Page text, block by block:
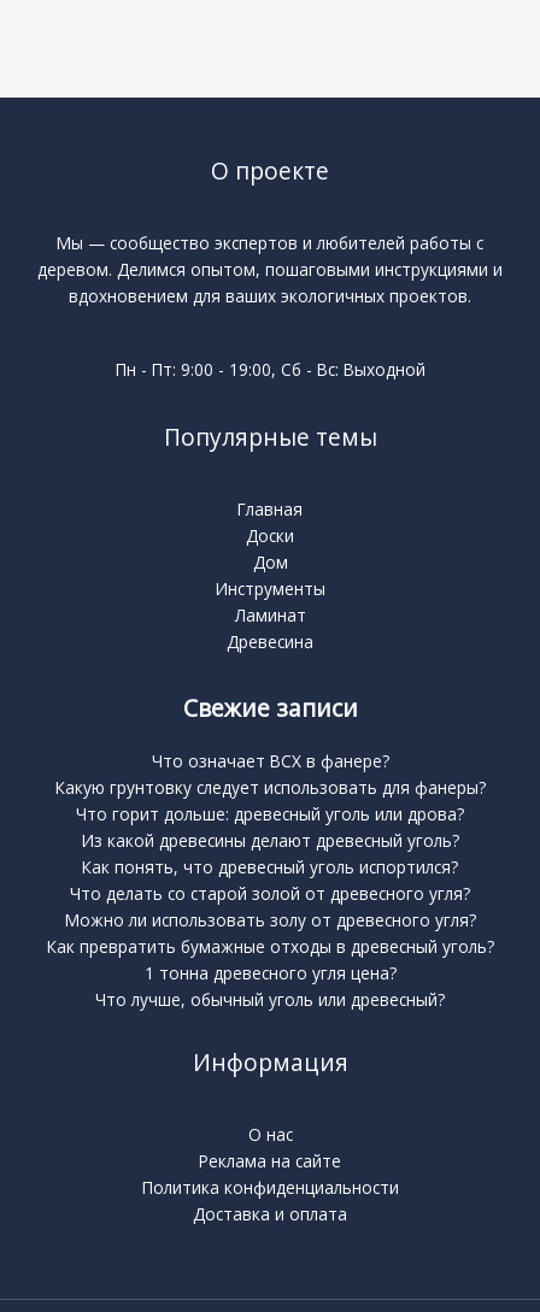
О проекте
Мы — сообщество экспертов и любителей работы с
деревом. Делимся опытом, пошаговыми инструкциями и
вдохновением для ваших экологичных проектов.
Пн - Пт: 9:00 - 19:00, Сб - Вс: Выходной
Популярные темы
Главная
Доски
Дом
Инструменты
Ламинат
Древесина
Свежие записи
Что означает BCX в фанере?
Какую грунтовку следует использовать для фанеры?
Что горит дольше: древесный уголь или дрова?
Из какой древесины делают древесный уголь?
Как понять, что древесный уголь испортился?
Что делать со старой золой от древесного угля?
Можно ли использовать золу от древесного угля?
Как превратить бумажные отходы в древесный уголь?
1 тонна древесного угля цена?
Что лучше, обычный уголь или древесный?
Информация
О нас
Реклама на сайте
Политика конфиденциальности
Доставка и оплата